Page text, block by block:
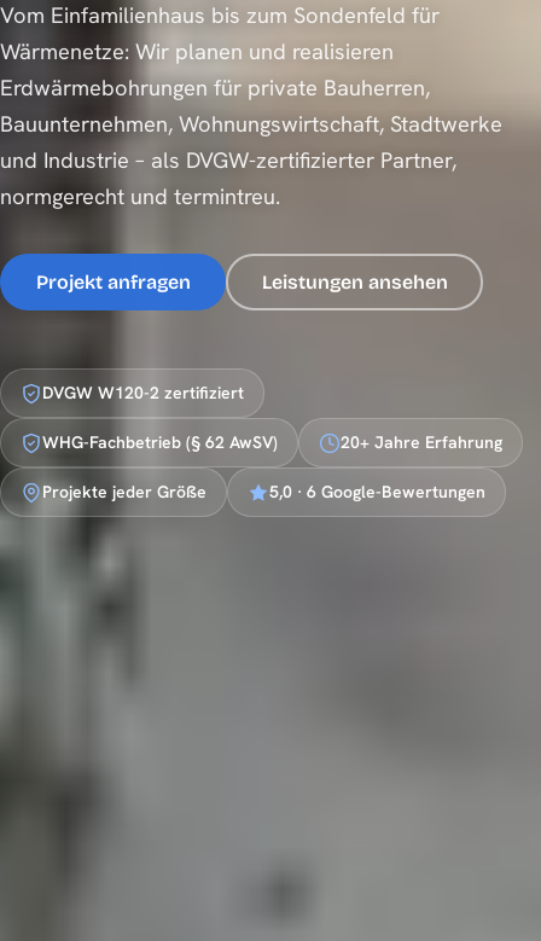
Vom Einfamilienhaus bis zum Sondenfeld für
Wärmenetze: Wir planen und realisieren
Erdwärmebohrungen für private Bauherren,
Bauunternehmen, Wohnungswirtschaft, Stadtwerke
und Industrie – als DVGW-zertifizierter Partner,
normgerecht und termintreu.
Projekt anfragen Leistungen ansehen
DVGW W120-2 zertifiziert
WHG-Fachbetrieb (§ 62 AwSV) 20+ Jahre Erfahrung
Projekte jeder Größe 5,0 · 6 Google-Bewertungen